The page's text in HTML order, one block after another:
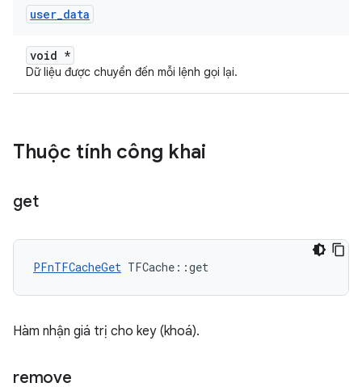
user_data
void *
Dữ liệu được chuyển đến mỗi lệnh gọi lại.
Thuộc tính công khai
get
PFnTFCacheGet TFCache::get
Hàm nhận giá trị cho key (khoá).
remove